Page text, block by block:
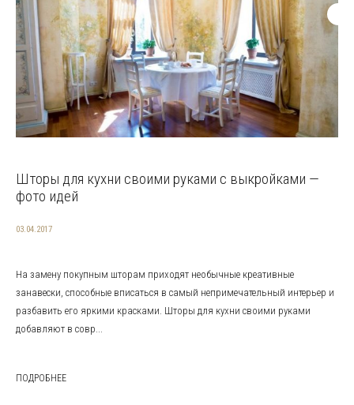
Шторы для кухни своими руками с выкройками —
фото идей
03.04.2017
На замену покупным шторам приходят необычные креативные
занавески, способные вписаться в самый непримечательный интерьер и
разбавить его яркими красками. Шторы для кухни своими руками
добавляют в совр...
ПОДРОБНЕЕ